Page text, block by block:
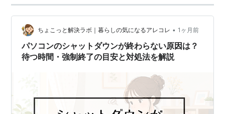
ちょこっと解決ラボ｜暮らしの気になるアレコレ • 1ヶ月前
パソコンのシャットダウンが終わらない原因は？
待つ時間・強制終了の目安と対処法を解説